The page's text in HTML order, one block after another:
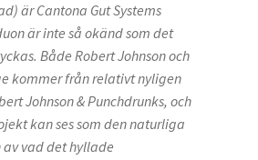
är Cantona Gut Systems
är inte så okänd som det
Både Robert Johnson och
kommer från relativt nyligen
Johnson & Punchdrunks, och
kan ses som den naturliga
vad det hyllade